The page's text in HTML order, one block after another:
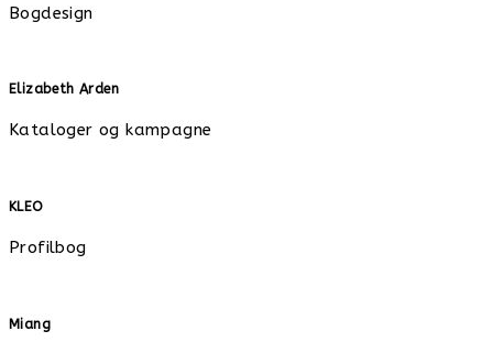
Bogdesign
Elizabeth Arden
Kataloger og kampagne
KLEO
Profilbog
Miang